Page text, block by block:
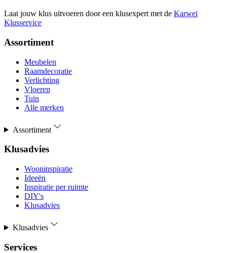
Laat jouw klus uitvoeren door een klusexpert met de Karwei
Klusservice
Assortiment
Meubelen
Raamdecoratie
Verlichting
Vloeren
Tuin
Alle merken
Assortiment
Klusadvies
Wooninspiratie
Ideeën
Inspiratie per ruimte
DIY's
Klusadvies
Klusadvies
Services